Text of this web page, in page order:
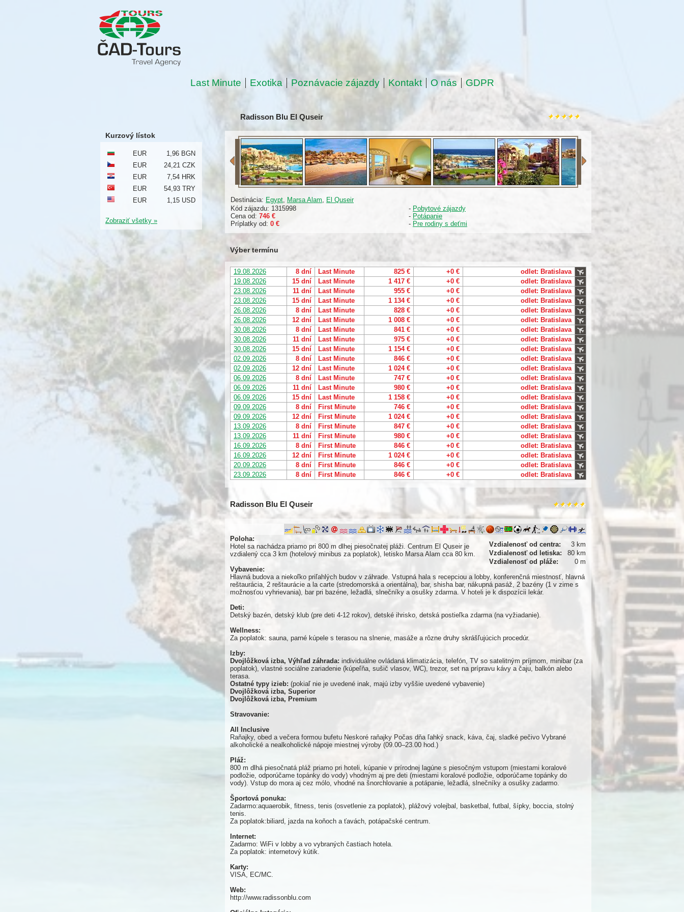
Last Minute Exotika Poznávacie zájazdy Kontakt O nás GDPR
Radisson Blu El Quseir
Destinácia: Egypt, Marsa Alam, El Quseir
Kód zájazdu: 1315998
Cena od: 746 €
Príplatky od: 0 €
- Pobytové zájazdy
- Potápanie
- Pre rodiny s deťmi
Výber termínu
19.08.2026 8 dní Last Minute 825 € +0 €
odlet: Bratislava
19.08.2026
15 dní Last Minute 1 417 € +0 €
odlet: Bratislava
23.08.2026
11 dní Last Minute 955 € +0 €
odlet: Bratislava
23.08.2026
15 dní Last Minute 1 134 € +0 €
odlet: Bratislava
26.08.2026
8 dní Last Minute 828 € +0 €
odlet: Bratislava
26.08.2026
12 dní Last Minute 1 008 € +0 €
odlet: Bratislava
30.08.2026
8 dní Last Minute 841 € +0 €
odlet: Bratislava
30.08.2026
11 dní Last Minute 975 € +0 €
odlet: Bratislava
30.08.2026
15 dní Last Minute 1 154 € +0 €
odlet: Bratislava
02.09.2026
8 dní Last Minute 846 € +0 €
odlet: Bratislava
02.09.2026
12 dní Last Minute 1 024 € +0 €
odlet: Bratislava
06.09.2026
8 dní Last Minute 747 € +0 €
odlet: Bratislava
06.09.2026
11 dní Last Minute 980 € +0 €
odlet: Bratislava
06.09.2026
15 dní Last Minute 1 158 € +0 €
odlet: Bratislava
09.09.2026
8 dní First Minute 746 € +0 €
odlet: Bratislava
09.09.2026
12 dní First Minute 1 024 € +0 €
odlet: Bratislava
13.09.2026
8 dní First Minute 847 € +0 €
odlet: Bratislava
13.09.2026
11 dní First Minute 980 € +0 €
odlet: Bratislava
16.09.2026
8 dní First Minute 846 € +0 €
odlet: Bratislava
16.09.2026
12 dní First Minute 1 024 € +0 €
odlet: Bratislava
20.09.2026
8 dní First Minute 846 € +0 €
odlet: Bratislava
23.09.2026
8 dní First Minute 846 € +0 € odlet: Bratislava
Radisson Blu El Quseir
Vzdialenosť od centra:
3 km
Vzdialenosť od letiska:
80 km
Vzdialenosť od pláže:
0 m
Poloha:
Hotel sa nachádza priamo pri 800 m dlhej piesočnatej pláži. Centrum El Quseir je
vzdialený cca 3 km (hotelový minibus za poplatok), letisko Marsa Alam cca 80 km.
Vybavenie:
Hlavná budova a niekoľko priľahlých budov v záhrade. Vstupná hala s recepciou a lobby, konferenčná miestnosť, hlavná
reštaurácia, 2 reštaurácie a la carte (stredomorská a orientálna), bar, shisha bar, nákupná pasáž, 2 bazény (1 v zime s
možnosťou vyhrievania), bar pri bazéne, ležadlá, slnečníky a osušky zdarma. V hoteli je k dispozícii lekár.
Deti:
Detský bazén, detský klub (pre deti 4-12 rokov), detské ihrisko, detská postieľka zdarma (na vyžiadanie).
Wellness:
Za poplatok: sauna, parné kúpele s terasou na slnenie, masáže a rôzne druhy skrášľujúcich procedúr.
Izby:
Dvojlôžková izba, Výhľad záhrada: individuálne ovládaná klimatizácia, telefón, TV so satelitným príjmom, minibar (za
poplatok), vlastné sociálne zariadenie (kúpeľňa, sušič vlasov, WC), trezor, set na prípravu kávy a čaju, balkón alebo
terasa.
Ostatné typy izieb: (pokiaľ nie je uvedené inak, majú izby vyššie uvedené vybavenie)
Dvojlôžková izba, Superior
Dvojlôžková izba, Premium
Stravovanie:
All Inclusive
Raňajky, obed a večera formou bufetu Neskoré raňajky Počas dňa ľahký snack, káva, čaj, sladké pečivo Vybrané
alkoholické a nealkoholické nápoje miestnej výroby (09.00–23.00 hod.)
Pláž:
800 m dlhá piesočnatá pláž priamo pri hoteli, kúpanie v prírodnej lagúne s piesočným vstupom (miestami koralové
podložie, odporúčame topánky do vody) vhodným aj pre deti (miestami koralové podložie, odporúčame topánky do
vody). Vstup do mora aj cez mólo, vhodné na šnorchlovanie a potápanie, ležadlá, slnečníky a osušky zadarmo.
Športová ponuka:
Zadarmo:aquaerobik, fitness, tenis (osvetlenie za poplatok), plážový volejbal, basketbal, futbal, šípky, boccia, stolný
tenis.
Za poplatok:biliard, jazda na koňoch a ťavách, potápačské centrum.
Internet:
Zadarmo: WiFi v lobby a vo vybraných častiach hotela.
Za poplatok: internetový kútik.
Karty:
VISA, EC/MC.
Web:
http://www.radissonblu.com
Kurzový lístok
EUR
1,96 BGN
EUR
24,21 CZK
EUR
7,54 HRK
EUR
54,93 TRY
EUR
1,15 USD
Zobraziť všetky »